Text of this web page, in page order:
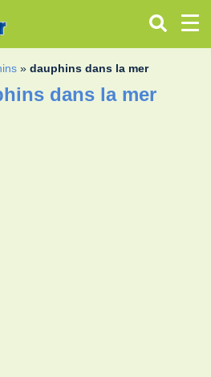
»dauphins dans la mer
dans la mer